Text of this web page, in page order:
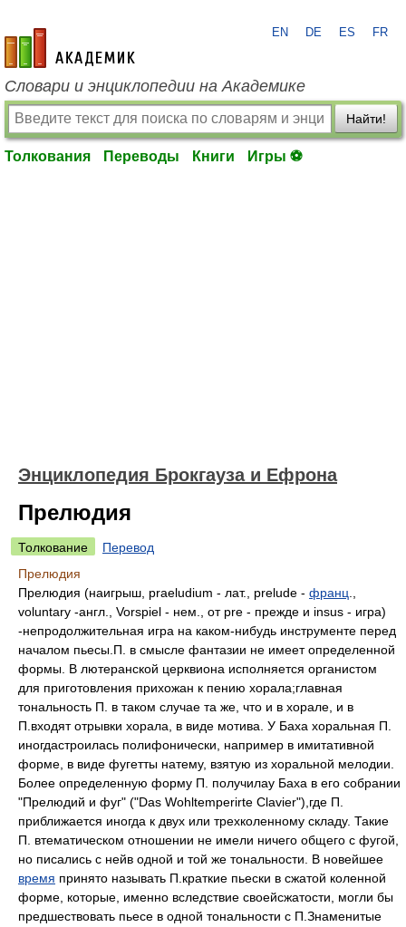
academic.ru
EN DE ES FR
Словари и энциклопедии на Академике
Найти!
Толкования Переводы Книги Игры ⚽
Энциклопедия Брокгауза и Ефрона
Прелюдия
Толкование
Перевод
Прелюдия
Прелюдия (наигрыш, praeludium - лат., prelude - франц
voluntary -англ., Vorspiel - нем., от pre - прежде и insus - игра)
-непродолжительная игра на каком-нибудь инструменте перед
началом пьесы.П. в смысле фантазии не имеет определенной
формы. В лютеранской церквиона исполняется органистом
для приготовления прихожан к пению хорала;главная
тональность П. в таком случае та же, что и в хорале, и в
П.входят отрывки хорала, в виде мотива. У Баха хоральная П.
иногдастроилась полифонически, например в имитативной
форме, в виде фугетты натему, взятую из хоральной мелодии.
Более определенную форму П. получилау Баха в его собрании
"Прелюдий и фуг" ("Das Wohltemperirte Clavier"),где П.
приближается иногда к двух или трехколенному складу. Такие
П. втематическом отношении не имели ничего общего с фугой,
но писались с нейв одной и той же тональности. В новейшее
время принято называть П.краткие пьески в сжатой коленной
форме, которые, именно вследствие своейсжатости, могли бы
предшествовать пьесе в одной тональности с П.Знаменитые